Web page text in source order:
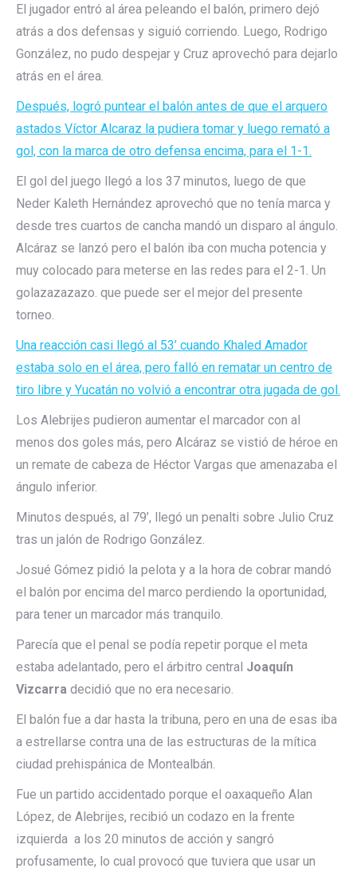
El jugador entró al área peleando el balón, primero dejó
atrás a dos defensas y siguió corriendo. Luego, Rodrigo
González, no pudo despejar y Cruz aprovechó para dejarlo
atrás en el área.
Después, logró puntear el balón antes de que el arquero
astados Víctor Alcaraz la pudiera tomar y luego remató a
gol, con la marca de otro defensa encima, para el 1-1.
El gol del juego llegó a los 37 minutos, luego de que
Neder Kaleth Hernández aprovechó que no tenía marca y
desde tres cuartos de cancha mandó un disparo al ángulo.
Alcáraz se lanzó pero el balón iba con mucha potencia y
muy colocado para meterse en las redes para el 2-1. Un
golazazazazo. que puede ser el mejor del presente
torneo.
Una reacción casi llegó al 53’ cuando Khaled Amador
estaba solo en el área, pero falló en rematar un centro de
tiro libre y Yucatán no volvió a encontrar otra jugada de gol.
Los Alebrijes pudieron aumentar el marcador con al
menos dos goles más, pero Alcáraz se vistió de héroe en
un remate de cabeza de Héctor Vargas que amenazaba el
ángulo inferior.
Minutos después, al 79’, llegó un penalti sobre Julio Cruz
tras un jalón de Rodrigo González.
Josué Gómez pidió la pelota y a la hora de cobrar mandó
el balón por encima del marco perdiendo la oportunidad,
para tener un marcador más tranquilo.
Parecía que el penal se podía repetir porque el meta
estaba adelantado, pero el árbitro central Joaquín
Vizcarra decidió que no era necesario.
El balón fue a dar hasta la tribuna, pero en una de esas iba
a estrellarse contra una de las estructuras de la mítica
ciudad prehispánica de Montealbán.
Fue un partido accidentado porque el oaxaqueño Alan
López, de Alebrijes, recibió un codazo en la frente
izquierda a los 20 minutos de acción y sangró
profusamente, lo cual provocó que tuviera que usar un